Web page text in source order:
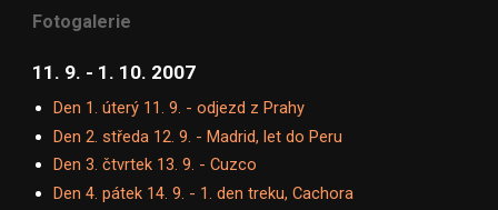
Fotogalerie
11. 9. - 1. 10. 2007
Den 1. úterý 11. 9. - odjezd z Prahy
Den 2. středa 12. 9. - Madrid, let do Peru
Den 3. čtvrtek 13. 9. - Cuzco
Den 4. pátek 14. 9. - 1. den treku, Cachora